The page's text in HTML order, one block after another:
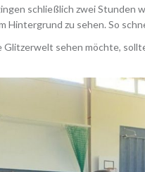
schließlich zwei Stunden
Hintergrund zu sehen. So
sehen möchte,